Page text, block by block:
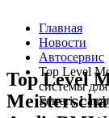
Главная
Новости
Автосервис
Top Level
системы
Ferrari,
Top Level